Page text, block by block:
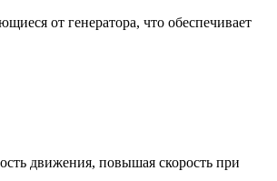
от генератора, что обеспечивает
движения, повышая скорость при